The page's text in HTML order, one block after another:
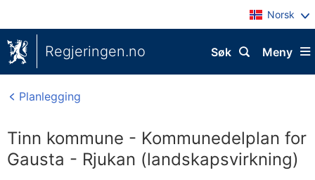
Norsk
Regjeringen.no Meny
Søk
Planlegging
Tinn kommune - Kommunedelplan for
Gausta - Rjukan (landskapsvirkning)